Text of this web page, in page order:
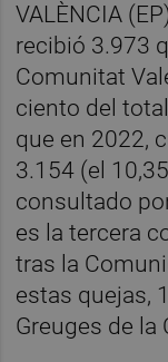
VALÈNCIA
recibió 3.973
Comunitat
ciento del
que en 2022,
3.154 (el
consultado
es la tercera
tras la
estas quejas,
Greuges de la